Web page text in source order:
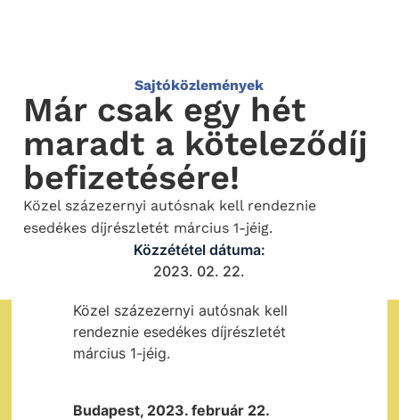
Sajtóközlemények
Már csak egy hét
maradt a köteleződíj
befizetésére!
Közel százezernyi autósnak kell rendeznie
esedékes díjrészletét március 1-jéig.
Közzététel dátuma:
2023. 02. 22.
Közel százezernyi autósnak kell
rendeznie esedékes díjrészletét
március 1-jéig.
Budapest, 2023. február 22.